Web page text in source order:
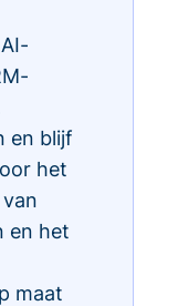
en blijf
het
en het
maat